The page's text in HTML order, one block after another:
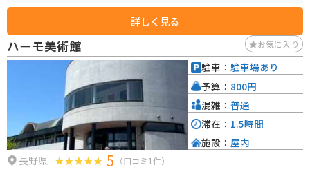
ます。秋宮周辺は自然豊かで散策にも最適です。 バイクでのアクセスも便利
で、近隣には駐車場も完備。四季折々の風景を楽しみながらのツーリングに
もぴったりです。また、秋宮近辺には信州名物のそば屋や温泉施設もあり、
観光の合間にグルメやリラックスも楽しめます。ぜひ歴史と自然が調和する
諏訪大社下社秋宮を訪れてください。
詳しく見る
ハーモ美術館 お気に入り
長野県 5 （口コミ1件）
駐車： 駐車場あり
予算： 800円
混雑： 普通
滞在： 1.5時間
施設： 屋内